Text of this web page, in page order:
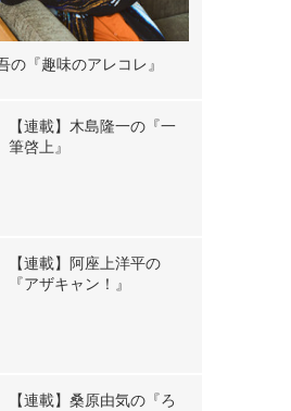
の『趣味のアレコレ』
【連載】木島隆一の『一
筆啓上』
【連載】阿座上洋平の
『アザキャン！』
【連載】桑原由気の『ろ